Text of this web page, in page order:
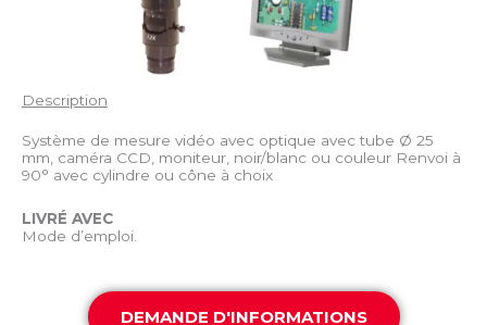
Description
Système de mesure vidéo avec optique avec tube Ø 25
mm, caméra CCD, moniteur, noir/blanc ou couleur Renvoi à
90° avec cylindre ou cône à choix
LIVRÉ AVEC
Mode d’emploi.
DEMANDE D'INFORMATIONS